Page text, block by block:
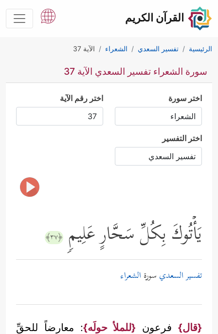
القرآن الكريم
الرئيسية تفسير السعدي الشعراء الآية 37
سورة الشعراء تفسير السعدي الآية 37
اختر سورة اختر رقم الآية
اختر التفسير
یَأۡتُوكَ بِكُلِّ سَحَّارٍ عَلِیمࣲ ﴿٣٧﴾
تفسير السعدي سورة الشعراء
{قال}فرعون {للملأ حولَه}: معارضاً للحقِّ